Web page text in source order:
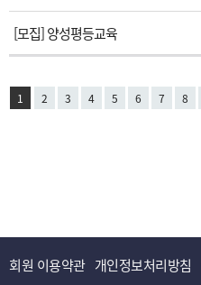
[모집] 양성평등교육
1 2 3 4 5 6 7 8
회원 이용약관 개인정보처리방침